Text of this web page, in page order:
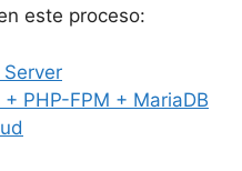
este proceso:
PHP-FPM + MariaDB